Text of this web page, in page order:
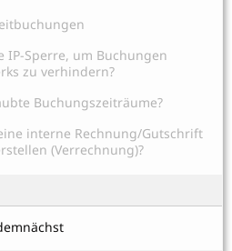
IP-Sperre, um Buchungen
zu verhindern?
Buchungszeiträume?
interne Rechnung/Gutschrift
(Verrechnung)?